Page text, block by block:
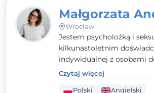
Małgorzata
Wrocław
Jestem psycholożką i
kilkunastoletnim
indywidualnej z osobami
parami. Specjalizuję się w
seksualnego, żałoby,
Czytaj więcej
Polski Angielski